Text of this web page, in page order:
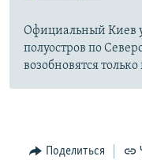
Официальный Киев
полуостров по
возобновятся
Поделиться